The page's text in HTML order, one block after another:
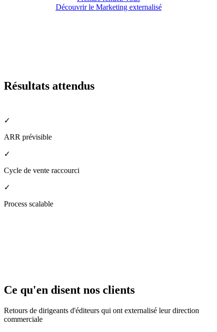
Découvrir le Marketing externalisé
Résultats attendus
✓
ARR prévisible
✓
Cycle de vente raccourci
✓
Process scalable
Ce qu'en disent nos clients
Retours de dirigeants d'éditeurs qui ont externalisé leur direction
commerciale